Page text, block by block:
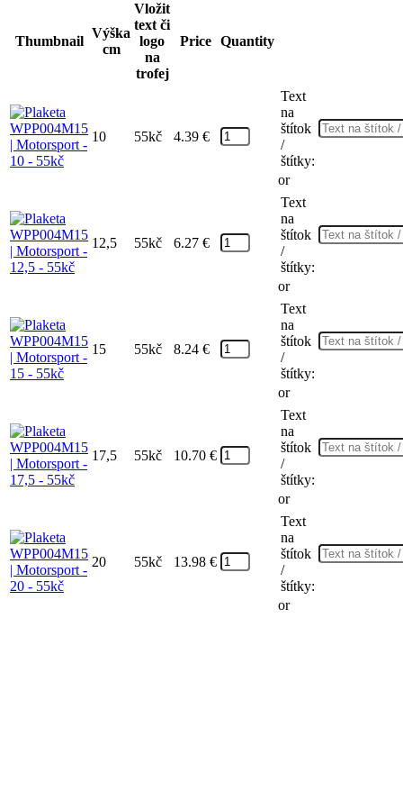
Thumbnail
Výška
cm
Vložit
text či
logo
na
trofej
Price Quantity
10 55kč 4.39 €
Text
na
štítok
/
štítky:
or
12,5 55kč 6.27 €
Text
na
štítok
/
štítky:
or
15 55kč 8.24 €
Text
na
štítok
/
štítky:
or
17,5 55kč 10.70 €
Text
na
štítok
/
štítky:
or
20 55kč 13.98 €
Text
na
štítok
/
štítky:
or